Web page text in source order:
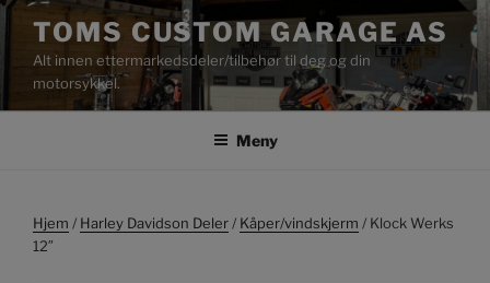
Gå
innhold
TOMS CUSTOM GARAGE AS
Alt innen ettermarkedsdeler/tilbehør til deg og din
motorsykkel.
Meny
Hjem / Harley Davidson Deler / Kåper/vindskjerm / Klock Werks
12″